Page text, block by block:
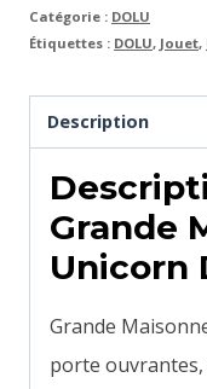
Catégorie : DOLU
Étiquettes : DOLU, Jouet,
Description
Grande
Unicorn
Grande
porte